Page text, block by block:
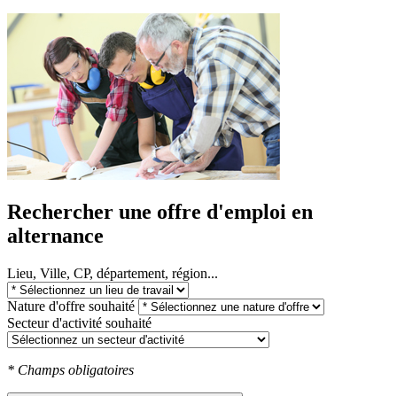
Rechercher une offre d'emploi en
alternance
Lieu, Ville, CP, département, région...
Nature d'offre souhaité
Secteur d'activité souhaité
* Champs obligatoires